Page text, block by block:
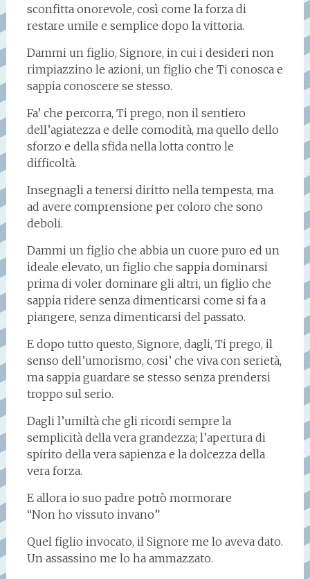
sconfitta onorevole, così come la forza di
restare umile e semplice dopo la vittoria.
Dammi un figlio, Signore, in cui i desideri non
rimpiazzino le azioni, un figlio che Ti conosca e
sappia conoscere se stesso.
Fa’ che percorra, Ti prego, non il sentiero
dell’agiatezza e delle comodità, ma quello dello
sforzo e della sfida nella lotta contro le
difficoltà.
Insegnagli a tenersi diritto nella tempesta, ma
ad avere comprensione per coloro che sono
deboli.
Dammi un figlio che abbia un cuore puro ed un
ideale elevato, un figlio che sappia dominarsi
prima di voler dominare gli altri, un figlio che
sappia ridere senza dimenticarsi come si fa a
piangere, senza dimenticarsi del passato.
E dopo tutto questo, Signore, dagli, Ti prego, il
senso dell’umorismo, cosi’ che viva con serietà,
ma sappia guardare se stesso senza prendersi
troppo sul serio.
Dagli l’umiltà che gli ricordi sempre la
semplicità della vera grandezza; l’apertura di
spirito della vera sapienza e la dolcezza della
vera forza.
E allora io suo padre potrò mormorare
“Non ho vissuto invano”
Quel figlio invocato, il Signore me lo aveva dato.
Un assassino me lo ha ammazzato.